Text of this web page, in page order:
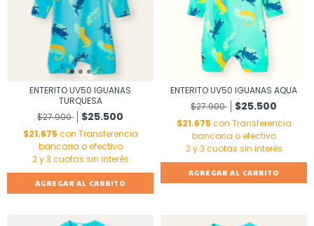
ENTERITO UV50 IGUANAS
TURQUESA
$27.900
$25.500
$21.675 con Transferencia
bancaria o efectivo
AGREGAR AL CARRITO
ENTERITO UV50 IGUANAS AQUA
$27.900
$25.500
$21.675 con Transferencia
bancaria o efectivo
AGREGAR AL CARRITO